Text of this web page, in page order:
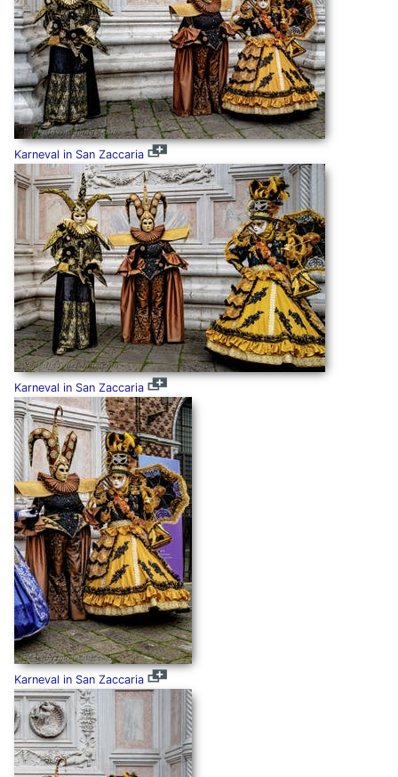
Karneval in San Zaccaria
Karneval in San Zaccaria
Karneval in San Zaccaria